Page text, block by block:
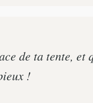
de ta tente, et
!